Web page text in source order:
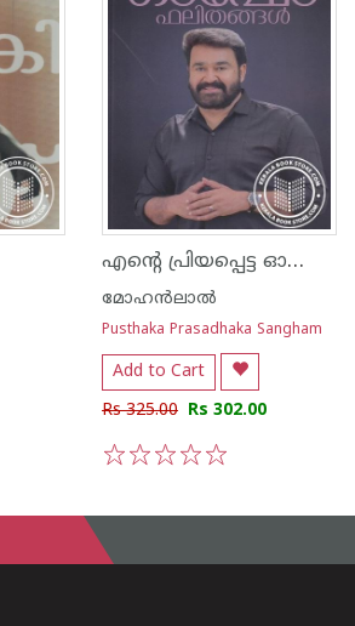
എന്റെ പ്രിയപ്പെട്ട ഓഷോ ഫലിതങ്ങള്‍
മോഹന്‍ലാല്‍
Pusthaka Prasadhaka Sangham
Add to Cart
Rs 325.00 Rs 302.00